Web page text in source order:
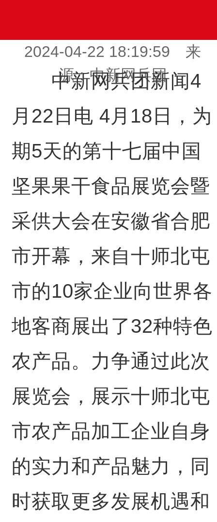
2024-04-22 18:19:59 来
源：中新网兵团
中新网兵团新闻4
月22日电 4月18日，为
期5天的第十七届中国
坚果果干食品展览会暨
采供大会在安徽省合肥
市开幕，来自十师北屯
市的10家企业向世界各
地客商展出了32种特色
农产品。力争通过此次
展览会，展示十师北屯
市农产品加工企业自身
的实力和产品魅力，同
时获取更多发展机遇和